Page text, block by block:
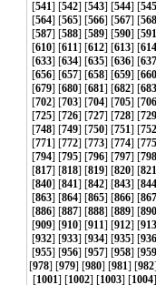
[541] [542] [543] [544] [545
[564] [565] [566] [567] [568
[587] [588] [589] [590] [591
[610] [611] [612] [613] [614
[633] [634] [635] [636] [637
[656] [657] [658] [659] [660
[679] [680] [681] [682] [683
[702] [703] [704] [705] [706
[725] [726] [727] [728] [729
[748] [749] [750] [751] [752
[771] [772] [773] [774] [775
[794] [795] [796] [797] [798
[817] [818] [819] [820] [821
[840] [841] [842] [843] [844
[863] [864] [865] [866] [867
[886] [887] [888] [889] [890
[909] [910] [911] [912] [913
[932] [933] [934] [935] [936
[955] [956] [957] [958] [959
[978] [979] [980] [981] [982
[1001] [1002] [1003] [1004